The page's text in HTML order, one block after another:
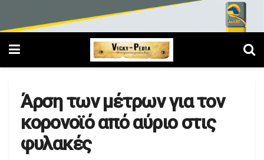
Άρση των μέτρων για τον
κορονοϊό από αύριο στις
φυλακές